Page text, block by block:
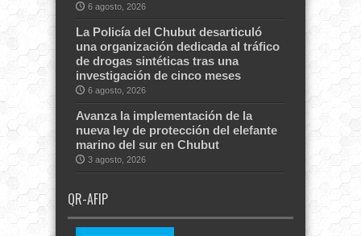
6 agosto, 2026
La Policía del Chubut desarticuló
una organización dedicada al tráfico
de drogas sintéticas tras una
investigación de cinco meses
6 agosto, 2026
Avanza la implementación de la
nueva ley de protección del elefante
marino del sur en Chubut
3 agosto, 2026
QR-AFIP